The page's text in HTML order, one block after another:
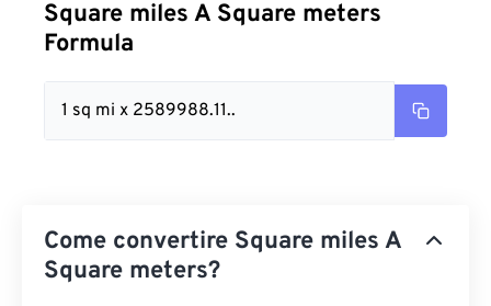
Square miles A Square meters
Formula
1 sq mi x 2589988.11..
Come convertire Square miles A
Square meters?